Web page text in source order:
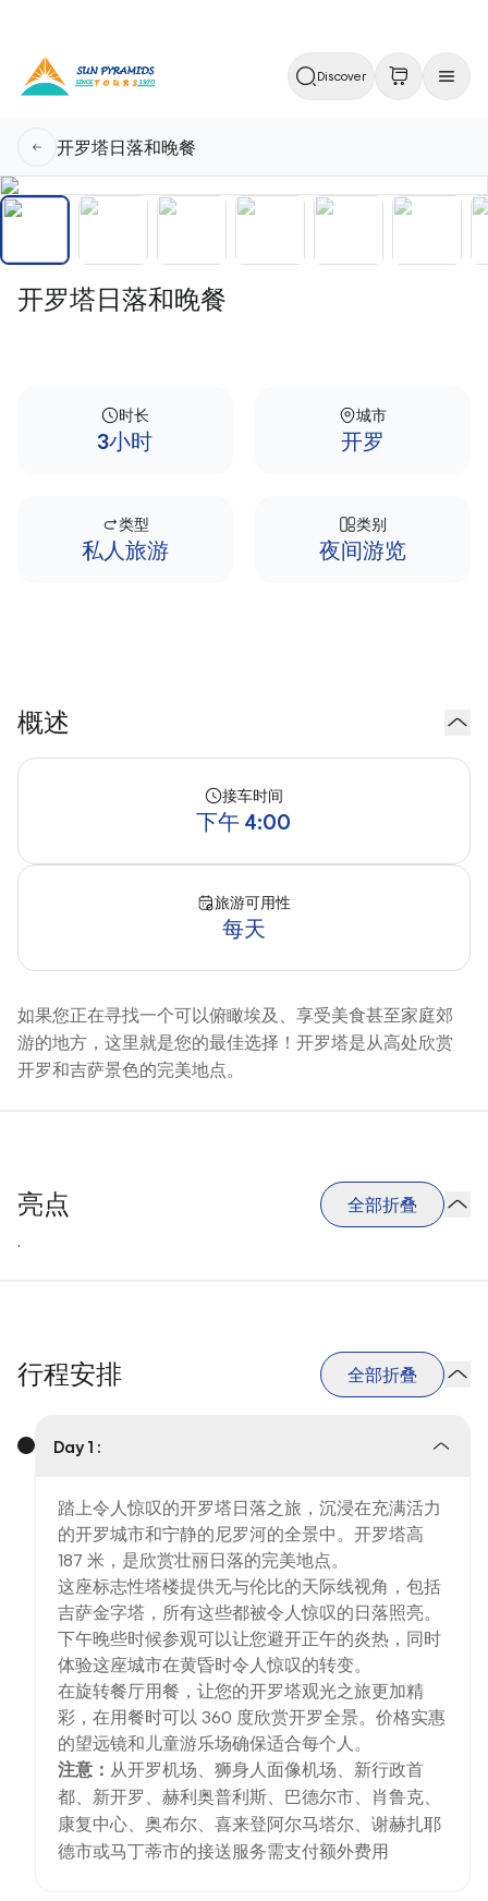
Discover
开罗塔日落和晚餐
开罗塔日落和晚餐
时长
3小时
城市
开罗
类型
私人旅游
类别
夜间游览
概述
接车时间
下午 4:00
旅游可用性
每天
如果您正在寻找一个可以俯瞰埃及、享受美食甚至家庭郊
游的地方，这里就是您的最佳选择！开罗塔是从高处欣赏
开罗和吉萨景色的完美地点。
亮点
全部折叠
.
行程安排 全部折叠
Day 1 :
踏上令人惊叹的开罗塔日落之旅，沉浸在充满活力
的开罗城市和宁静的尼罗河的全景中。开罗塔高
187 米，是欣赏壮丽日落的完美地点。
这座标志性塔楼提供无与伦比的天际线视角，包括
吉萨金字塔，所有这些都被令人惊叹的日落照亮。
下午晚些时候参观可以让您避开正午的炎热，同时
体验这座城市在黄昏时令人惊叹的转变。
在旋转餐厅用餐，让您的开罗塔观光之旅更加精
彩，在用餐时可以 360 度欣赏开罗全景。价格实惠
的望远镜和儿童游乐场确保适合每个人。
注意： 从开罗机场、狮身人面像机场、新行政首
都、新开罗、赫利奥普利斯、巴德尔市、肖鲁克、
康复中心、奥布尔、喜来登阿尔马塔尔、谢赫扎耶
德市或马丁蒂市的接送服务需支付额外费用